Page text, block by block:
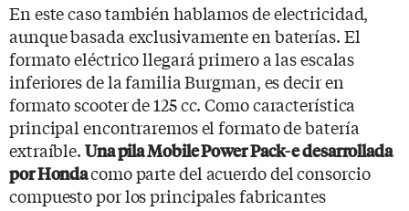
En este caso también hablamos de electricidad,
aunque basada exclusivamente en baterías. El
formato eléctrico llegará primero a las escalas
inferiores de la familia Burgman, es decir en
formato scooter de 125 cc. Como característica
principal encontraremos el formato de batería
extraíble. Una pila Mobile Power Pack-e desarrollada
por Hondacomo parte del acuerdo del consorcio
compuesto por los principales fabricantes